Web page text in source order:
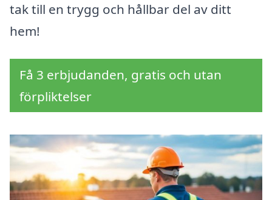
tak till en trygg och hållbar del av ditt
hem!
Få 3 erbjudanden, gratis och utan
förpliktelser